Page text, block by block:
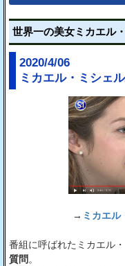
世界一の美女ミカエル
2020/4/06
ミカエル・ミシェ
→ ミカエル
番組に呼ばれたミカエル
質問 。